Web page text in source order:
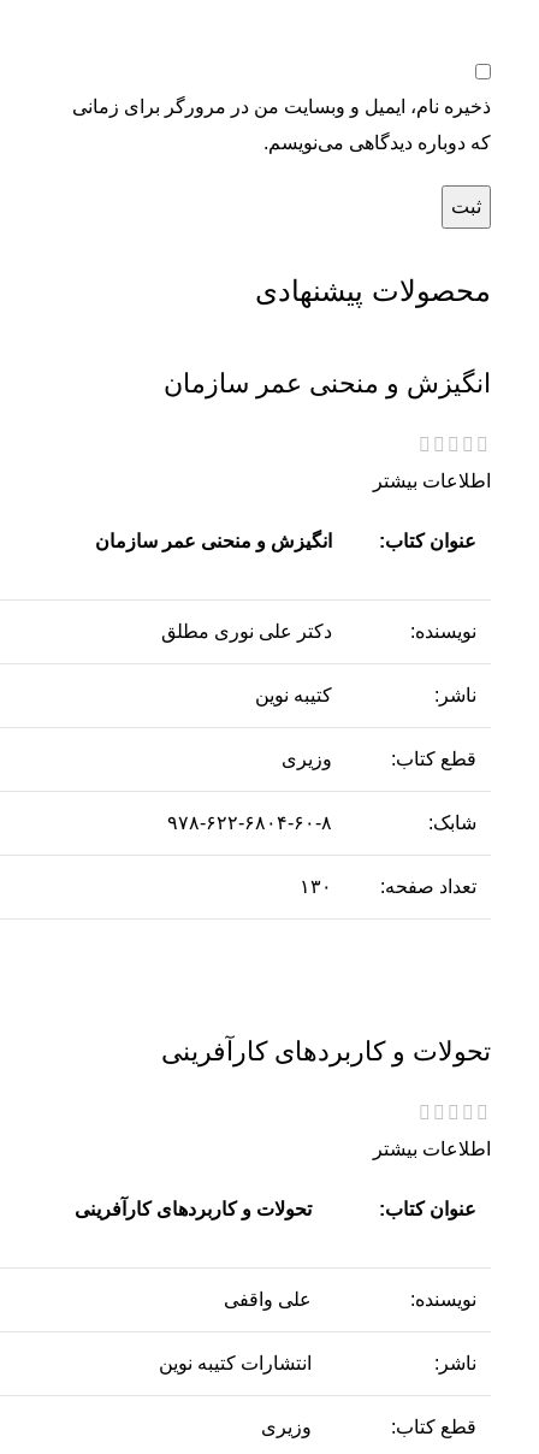
ذخیره نام، ایمیل و وبسایت من در مرورگر برای زمانی
که دوباره دیدگاهی می‌نویسم.
محصولات پیشنهادی
انگیزش و منحنی عمر سازمان
اطلاعات بیشتر
عنوان کتاب: انگیزش و منحنی عمر سازمان
نویسنده: دکتر علی نوری مطلق
ناشر: کتیبه نوین
قطع کتاب: وزیری
شابک: ۹۷۸-۶۲۲-۶۸۰۴-۶۰-۸
تعداد صفحه: ۱۳۰
تحولات و کاربردهای کارآفرینی
اطلاعات بیشتر
عنوان کتاب: تحولات و کاربردهای کارآفرینی
نویسنده: علی واقفی
ناشر: انتشارات کتیبه نوین
قطع کتاب: وزیری